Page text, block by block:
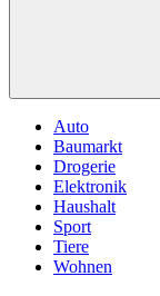
Auto
Baumarkt
Drogerie
Elektronik
Haushalt
Sport
Tiere
Wohnen